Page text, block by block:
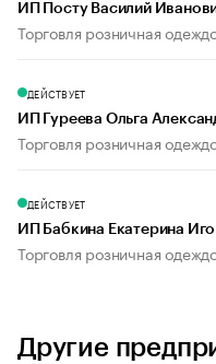
ИП Посту Василий
Торговля розничная
ДЕЙСТВУЕТ
ИП Гуреева Ольга
Торговля розничная
ДЕЙСТВУЕТ
ИП Бабкина Екатерина
Торговля розничная
Другие